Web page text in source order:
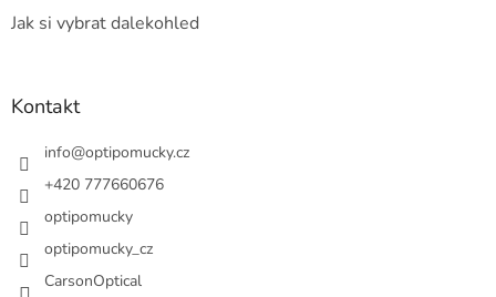
Jak si vybrat dalekohled
Kontakt
info@optipomucky.cz
+420 777660676
optipomucky
optipomucky_cz
CarsonOptical